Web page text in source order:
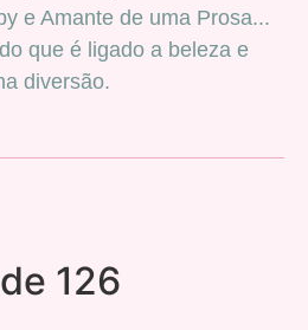
e Amante de uma Prosa...
que é ligado a beleza e
diversão.
126